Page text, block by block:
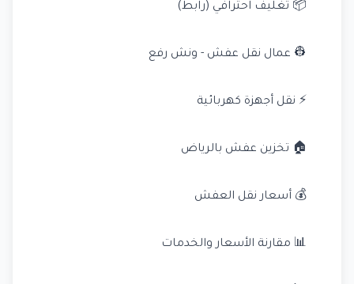
📦 تغليف احترافي (رابط)
👷 عمال نقل عفش - ونش رفع
⚡ نقل أجهزة كهربائية
🏠 تخزين عفش بالرياض
💰 أسعار نقل العفش
📊 مقارنة الأسعار والخدمات